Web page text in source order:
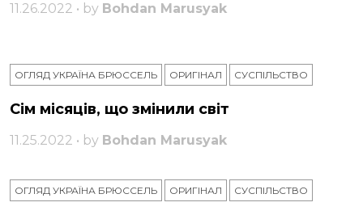
11.26.2022 • by Bohdan Marusyak
ОГЛЯД УКРАЇНА БРЮССЕЛЬ ОРИГІНАЛ СУСПІЛЬСТВО
Сім місяців, що змінили світ
11.25.2022 • by Bohdan Marusyak
ОГЛЯД УКРАЇНА БРЮССЕЛЬ ОРИГІНАЛ СУСПІЛЬСТВО